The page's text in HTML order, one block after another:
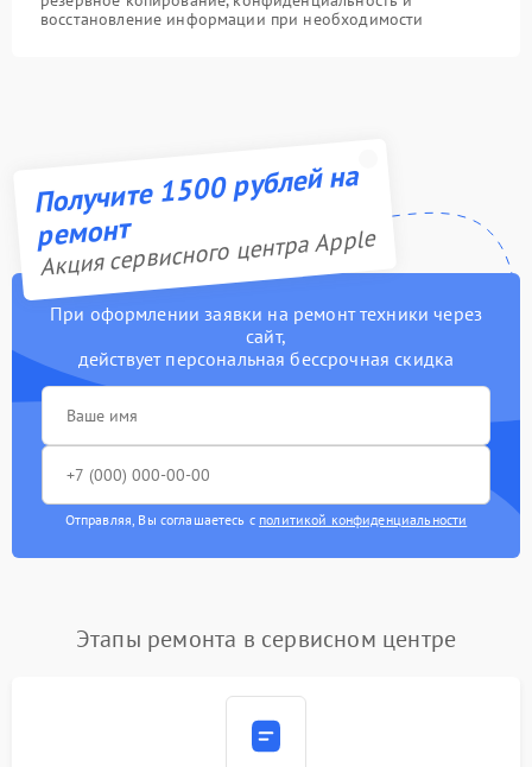
восстановление информации при необходимости
Получите 1500 рублей на
ремонт
Акция сервисного центра Apple
При оформлении заявки на ремонт техники через
сайт,
действует персональная бессрочная скидка
Отправляя, Вы соглашаетесь с политикой конфиденциальности
Этапы ремонта в сервисном центре